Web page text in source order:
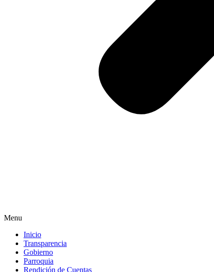
Menu
Inicio
Transparencia
Gobierno
Parroquia
Rendición de Cuentas